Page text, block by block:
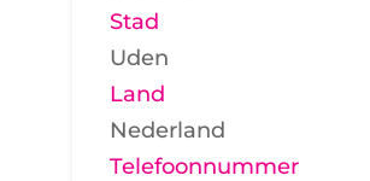
Stad
Uden
Land
Nederland
Telefoonnummer